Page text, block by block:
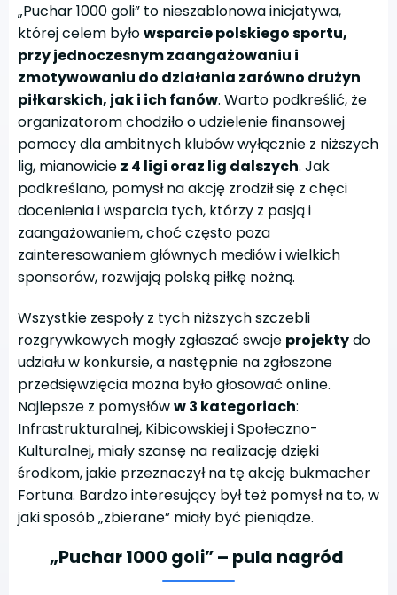
„Puchar 1000 goli” to nieszablonowa inicjatywa,
której celem byłowsparcie polskiego sportu,
przy jednoczesnym zaangażowaniu i
zmotywowaniu do działania zarówno drużyn
piłkarskich, jak i ich fanów. Warto podkreślić, że
organizatorom chodziło o udzielenie finansowej
pomocy dla ambitnych klubów wyłącznie z niższych
lig, mianowicie z 4 ligi oraz lig dalszych. Jak
podkreślano, pomysł na akcję zrodził się z chęci
docenienia i wsparcia tych, którzy z pasją i
zaangażowaniem, choć często poza
zainteresowaniem głównych mediów i wielkich
sponsorów, rozwijają polską piłkę nożną.
Wszystkie zespoły z tych niższych szczebli
rozgrywkowych mogły zgłaszać swoje projektydo
udziału w konkursie, a następnie na zgłoszone
przedsięwzięcia można było głosować online.
Najlepsze z pomysłóww 3 kategoriach:
Infrastrukturalnej, Kibicowskiej i Społeczno-
Kulturalnej, miały szansę na realizację dzięki
środkom, jakie przeznaczył na tę akcję bukmacher
Fortuna. Bardzo interesujący był też pomysł na to, w
jaki sposób „zbierane” miały być pieniądze.
„Puchar 1000 goli” – pula nagród